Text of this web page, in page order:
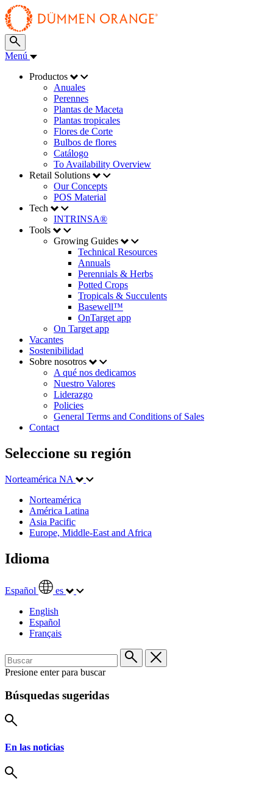
Menú
Productos
Anuales
Perennes
Plantas de Maceta
Plantas tropicales
Flores de Corte
Bulbos de flores
Catálogo
To Availability Overview
Retail Solutions
Our Concepts
POS Material
Tech
INTRINSA®
Tools
Growing Guides
Technical Resources
Annuals
Perennials & Herbs
Potted Crops
Tropicals & Succulents
Basewell™
OnTarget app
On Target app
Vacantes
Sostenibilidad
Sobre nosotros
A qué nos dedicamos
Nuestro Valores
Liderazgo
Policies
General Terms and Conditions of Sales
Contact
Seleccione su región
Norteamérica NA
Norteamérica
América Latina
Asia Pacific
Europe, Middle-East and Africa
Idioma
Español
es
English
Español
Français
Presione enter para buscar
Búsquedas sugeridas
En las noticias